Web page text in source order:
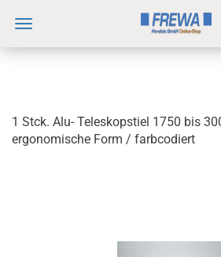
1 Stck. Alu- Teleskopstiel 1750 bis
ergonomische Form / farbcodiert